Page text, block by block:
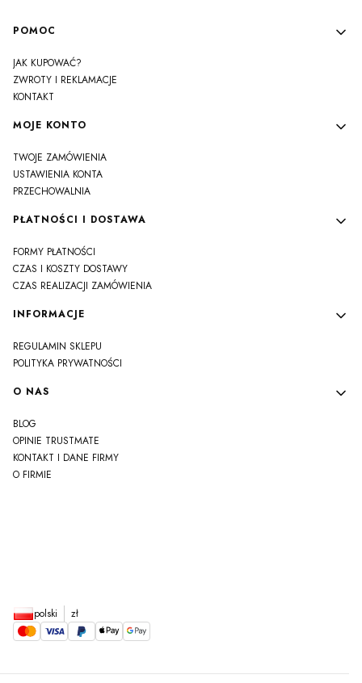
Linki w stopce
POMOC
JAK KUPOWAĆ?
ZWROTY I REKLAMACJE
KONTAKT
MOJE KONTO
TWOJE ZAMÓWIENIA
USTAWIENIA KONTA
PRZECHOWALNIA
PŁATNOŚCI I DOSTAWA
FORMY PŁATNOŚCI
CZAS I KOSZTY DOSTAWY
CZAS REALIZACJI ZAMÓWIENIA
INFORMACJE
REGULAMIN SKLEPU
POLITYKA PRYWATNOŚCI
O NAS
BLOG
OPINIE TRUSTMATE
KONTAKT I DANE FIRMY
O FIRMIE
polski zł